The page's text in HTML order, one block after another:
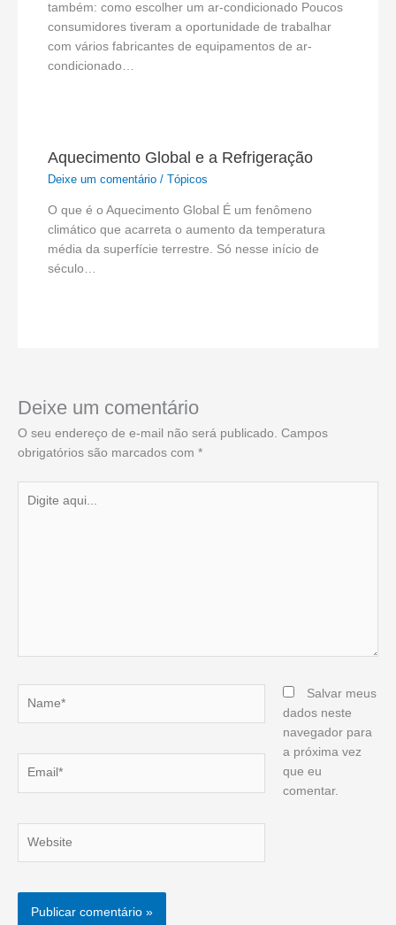
também: como escolher um ar-condicionado Poucos
consumidores tiveram a oportunidade de trabalhar
com vários fabricantes de equipamentos de ar-
condicionado…
Aquecimento Global e a Refrigeração
Deixe um comentário /Tópicos
O que é o Aquecimento Global É um fenômeno
climático que acarreta o aumento da temperatura
média da superfície terrestre. Só nesse início de
século…
Deixe um comentário
O seu endereço de e-mail não será publicado. Campos
obrigatórios são marcados com *
aqui...
Salvar meus
dados neste
navegador para
a próxima vez
que eu
comentar.